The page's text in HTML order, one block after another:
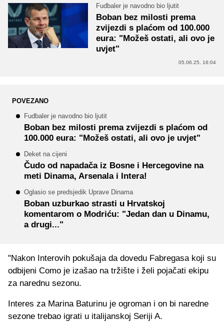
Fudbaler je navodno bio ljutit
Boban bez milosti prema
zvijezdi s plaćom od 100.000
eura: "Možeš ostati, ali ovo je
uvjet"
05.06.25. 16:04
POVEZANO
Fudbaler je navodno bio ljutit
Boban bez milosti prema zvijezdi s plaćom od
100.000 eura: "Možeš ostati, ali ovo je uvjet"
Deket na cijeni
Čudo od napadača iz Bosne i Hercegovine na
meti Dinama, Arsenala i Intera!
Oglasio se predsjedik Uprave Dinama
Boban uzburkao strasti u Hrvatskoj
komentarom o Modriću: "Jedan dan u Dinamu,
a drugi..."
"Nakon Interovih pokušaja da dovedu Fabregasa koji su
odbijeni Como je izašao na tržište i želi pojačati ekipu
za narednu sezonu.
Interes za Marina Baturinu je ogroman i on bi naredne
sezone trebao igrati u italijanskoj Seriji A.